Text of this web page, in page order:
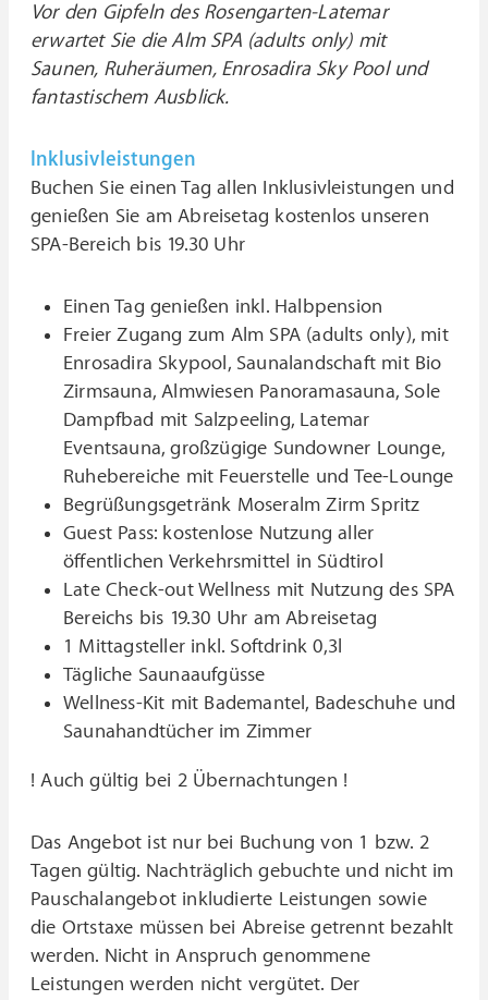
Vor den Gipfeln des Rosengarten-Latemar
erwartet Sie die Alm SPA (adults only) mit
Saunen, Ruheräumen, Enrosadira Sky Pool und
fantastischem Ausblick.
Inklusivleistungen
Buchen Sie einen Tag allen Inklusivleistungen und
genießen Sie am Abreisetag kostenlos unseren
SPA-Bereich bis 19.30 Uhr
Einen Tag genießen inkl. Halbpension
Freier Zugang zum Alm SPA (adults only), mit
Enrosadira Skypool, Saunalandschaft mit Bio
Zirmsauna, Almwiesen Panoramasauna, Sole
Dampfbad mit Salzpeeling, Latemar
Eventsauna, großzügige Sundowner Lounge,
Ruhebereiche mit Feuerstelle und Tee-Lounge
Begrüßungsgetränk Moseralm Zirm Spritz
Guest Pass: kostenlose Nutzung aller
öffentlichen Verkehrsmittel in Südtirol
Late Check-out Wellness mit Nutzung des SPA
Bereichs bis 19.30 Uhr am Abreisetag
1 Mittagsteller inkl. Softdrink 0,3l
Tägliche Saunaaufgüsse
Wellness-Kit mit Bademantel, Badeschuhe und
Saunahandtücher im Zimmer
! Auch gültig bei 2 Übernachtungen !
Das Angebot ist nur bei Buchung von 1 bzw. 2
Tagen gültig. Nachträglich gebuchte und nicht im
Pauschalangebot inkludierte Leistungen sowie
die Ortstaxe müssen bei Abreise getrennt bezahlt
werden. Nicht in Anspruch genommene
Leistungen werden nicht vergütet. Der